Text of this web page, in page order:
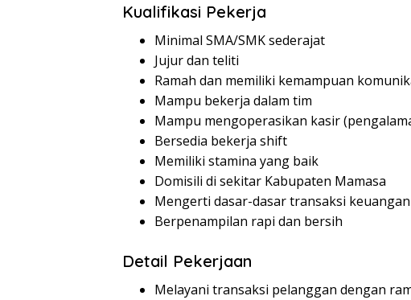
Kualifikasi Pekerja
Minimal SMA/SMK sederajat
Jujur dan teliti
Ramah dan memiliki kemampuan
Mampu bekerja dalam tim
Mampu mengoperasikan kasir
Bersedia bekerja shift
Memiliki stamina yang baik
Domisili di sekitar Kabupaten Mamasa
Mengerti dasar-dasar transaksi keuangan
Berpenampilan rapi dan bersih
Detail Pekerjaan
Melayani transaksi pelanggan dengan